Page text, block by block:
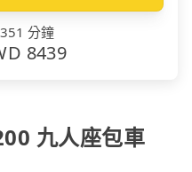
351 分鐘
8439
九人座包車